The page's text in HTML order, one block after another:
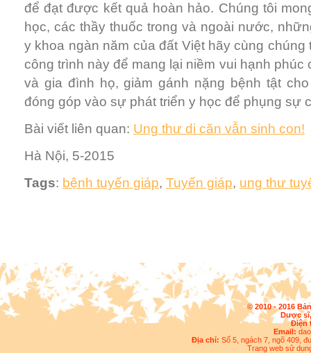
để đạt được kết quả hoàn hảo. Chúng tôi
học, các thầy thuốc trong và ngoài nước,
y khoa ngàn năm của đất Việt hãy cùng chúng
công trình này để mang lại niềm vui hạnh
và gia đình họ, giảm gánh nặng bệnh tật
đóng góp vào sự phát triển y học để phụng sự
Bài viết liên quan: Ung thư di căn vẫn sinh con!
Hà Nội, 5-2015
Tags: bệnh tuyến giáp, Tuyến giáp, ung thư
© 2010 - 2016
Dược
Điện
Email:
Địa chỉ: Số 5, ngách 7, ngõ 409,
Trang web sử